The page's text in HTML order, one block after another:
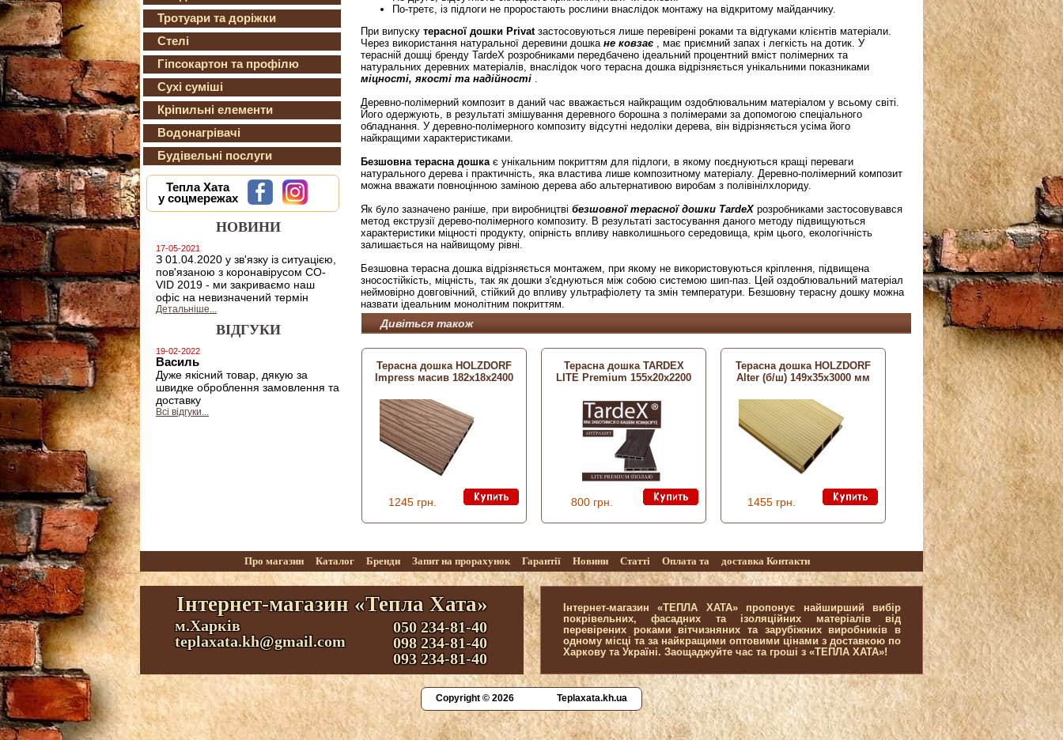
Тротуари та доріжки
Стелі
Гіпсокартон та профілю
Сухі суміші
Кріпильні елементи
Водонагрівачі
Будівельні послуги
Тепла Хата
у соцмережах
НОВИНИ
17-05-2021
З 01.04.2020 у зв'язку із ситуацією,
пов'язаною з коронавірусом CO-
VID 2019 - ми закриваємо наш
офіс на невизначений термін
Детальніше...
ВІДГУКИ
19-02-2022
Василь
Дуже якісний товар, дякую за
швидке оброблення замовлення та
доставку
Всі відгуки...
По-третє, із підлоги не проростають рослини внаслідок монтажу на відкритому майданчику.
При випуску терасної дошки Privatзастосовуються лише перевірені роками та відгуками клієнтів матеріали.
Через використання натуральної деревини дошка не ковзає , має приємний запах і легкість на дотик. У
терасній дошці бренду TardeX розробниками передбачено ідеальний процентний вміст полімерних та
натуральних деревних матеріалів, внаслідок чого терасна дошка відрізняється унікальними показниками
міцності, якості та надійності
Деревно-полімерний композит в даний час вважається найкращим оздоблювальним матеріалом у всьому світі.
Його одержують, в результаті змішування деревного борошна з полімерами за допомогою спеціального
обладнання. У деревно-полімерного композиту відсутні недоліки дерева, він відрізняється усіма його
найкращими характеристиками.
Безшовна терасна дошка є унікальним покриттям для підлоги, в якому поєднуються кращі переваги
натурального дерева і практичність, яка властива лише композитному матеріалу. Деревно-полімерний композит
можна вважати повноцінною заміною дерева або альтернативою виробам з полівінілхлориду.
Як було зазначено раніше, при виробництві безшовної терасної дошки TardeX розробниками застосовувався
метод екструзії дерево-полімерного композиту. В результаті застосування даного методу підвищуються
характеристики міцності продукту, опірність впливу навколишнього середовища, крім цього, екологічність
залишається на найвищому рівні.
Безшовна терасна дошка відрізняється монтажем, при якому не використовуються кріплення, підвищена
зносостійкість, міцність, так як дошки з'єднуються між собою системою шип-паз. Цей оздоблювальний матеріал
неймовірно довговічний, стійкий до впливу ультрафіолету та змін температури. Безшовну терасну дошку можна
назвати ідеальним монолітним покриттям.
Дивіться також
Терасна дошка HOLZDORF
Impress масив 182х18х2400
1245 грн.
Терасна дошка TARDEX
LITE Premium 155х20х2200
800 грн.
Терасна дошка HOLZDORF
Alter (б/ш) 149х35х3000 мм
1455 грн.
Про магазин Каталог Бренди Запит на прорахунок Гарантії Новини Статті Оплата та доставка Контакти
Інтернет-магазин «Тепла Хата»
м.Харків
teplaxata.kh@gmail.com
050 234-81-40
098 234-81-40
093 234-81-40
Інтернет-магазин «ТЕПЛА ХАТА» пропонує найширший вибір
покрівельних, фасадних та ізоляційних матеріалів від
перевірених роками вітчизняних та зарубіжних виробників в
одному місці та за найкращими оптовими цінами з доставкою по
Харкову та Україні. Заощаджуйте час та гроші з «ТЕПЛА ХАТА»!
Copyright © 2026 Teplaxata.kh.ua